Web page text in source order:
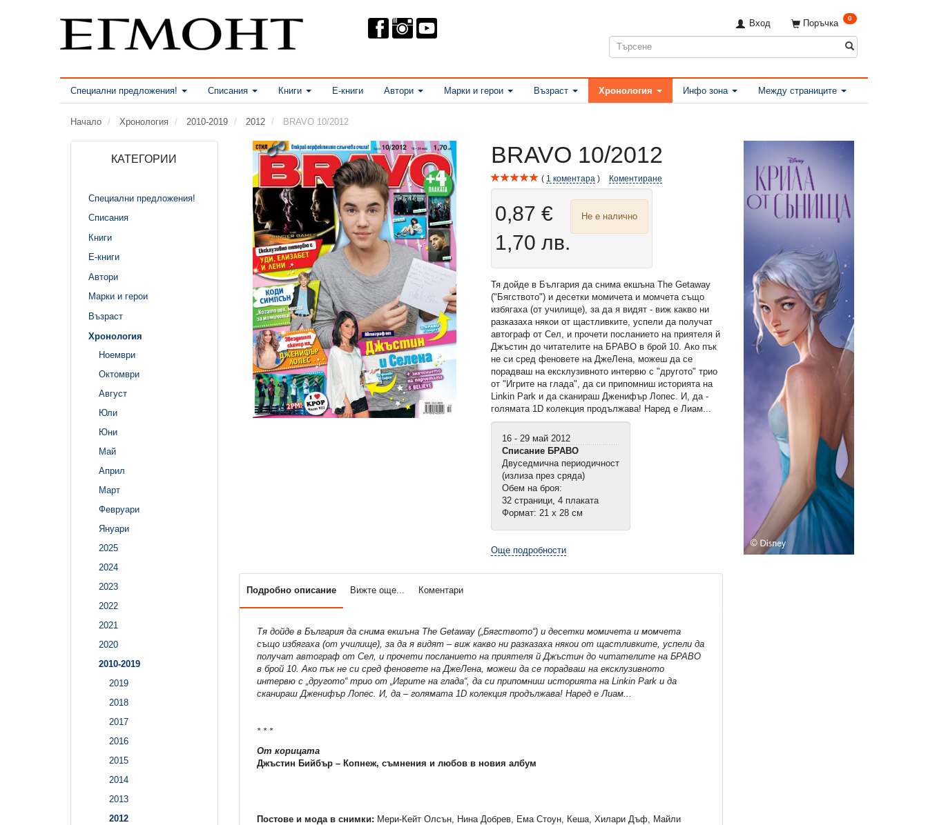
Поръчка 0
Вход
Специални предложения! Списания Книги Е-книги Автори Марки и герои Възраст Хронология Инфо зона Между страниците
Начало Хронология 2010-2019 2012 BRAVO 10/2012
КАТЕГОРИИ
Специални предложения!
Списания
Книги
Е-книги
Автори
Марки и герои
Възраст
Хронология
Ноември
Октомври
Август
Юли
Юни
Май
Април
Март
Февруари
Януари
2025
2024
2023
2022
2021
2020
2010-2019
2019
2018
2017
2016
2015
2014
2013
2012
BRAVO 10/2012
1 коментара Коментиране
0,87 €
1,70 лв.
Не е налично
Тя дойде в България да снима екшъна The Getaway
("Бягството") и десетки момичета и момчета също
избягаха (от училище), за да я видят - виж какво ни
разказаха някои от щастливките, успели да получат
автограф от Сел, и прочети посланието на приятеля й
Джъстин до читателите на БРАВО в брой 10. Ако пък
не си сред феновете на ДжеЛена, можеш да се
порадваш на ексклузивното интервю с "другото" трио
от "Игрите на глада", да си припомниш историята на
Linkin Park и да сканираш Дженифър Лопес. И, да -
голямата 1D колекция продължава! Наред е Лиам...
16 - 29 май 2012
Списание БРАВО
Двуседмична периодичност
(излиза през сряда)
Обем на броя:
32 страници, 4 плаката
Формат: 21 х 28 см
Още подробности
Подробно описание Вижте още... Коментари
Тя дойде в България да снима екшъна The Getaway („Бягството“) и десетки момичета и момчета
също избягаха (от училище), за да я видят – виж какво ни разказаха някои от щастливките, успели да
получат автограф от Сел, и прочети посланието на приятеля й Джъстин до читателите на БРАВО
в брой 10. Ако пък не си сред феновете на ДжеЛена, можеш да се порадваш на ексклузивното
интервю с „другото“ трио от „Игрите на глада“, да си припомниш историята на Linkin Park и да
сканираш Дженифър Лопес. И, да – голямата 1D колекция продължава! Наред е Лиам...
* * *
От корицата
Джъстин Бийбър – Копнеж, съмнения и любов в новия албум
Постове и мода в снимки: Мери-Кейт Олсън, Нина Добрев, Ема Стоун, Кеша, Хилари Дъф, Майли